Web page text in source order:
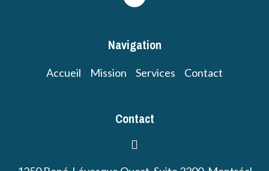
Navigation
Accueil Mission Services Contact
Contact